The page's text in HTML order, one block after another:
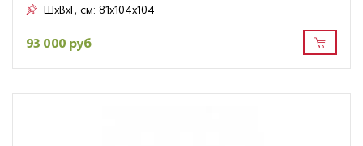
ШxВxГ, см: 81x104x104
93 000 руб